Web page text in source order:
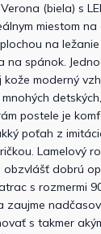
(biela) s
miestom na
na ležanie
na spánok.
moderný
postele je
poťah z
Lamelový
obzvlášť dobrú
s rozmermi
zaujme
s takmer